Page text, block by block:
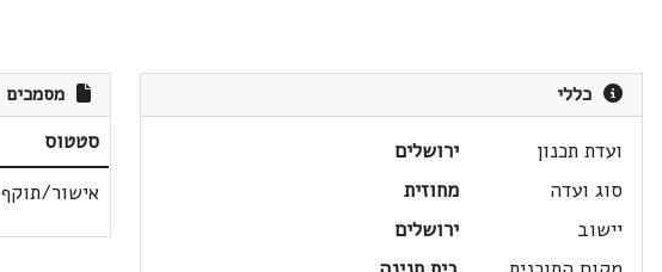
כללי
ועדת תכנון
ירושלים
סוג ועדה
מחוזית
יישוב
ירושלים
מסמכים
סטטוס
אישור/תוקף